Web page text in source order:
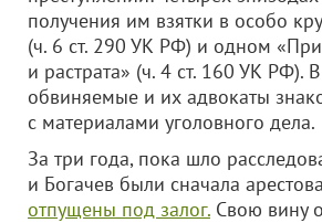
получения им взятки в особо
(ч. 6 ст. 290 УК РФ) и одном
и растрата» (ч. 4 ст. 160 УК РФ).
обвиняемые и их адвокаты
с материалами уголовного дела.
За три года, пока шло
и Богачев были сначала
отпущены под залог. Свою вину